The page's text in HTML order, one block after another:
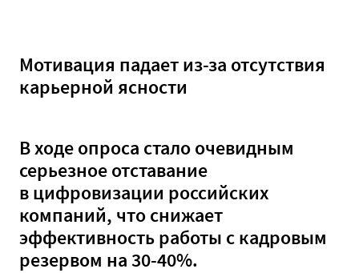
Мотивация падает из-за отсутствия
карьерной ясности
В ходе опроса стало очевидным
серьезное отставание
в цифровизации российских
компаний, чтоснижает
эффективность работы с кадровым
резервом на 30-40%.